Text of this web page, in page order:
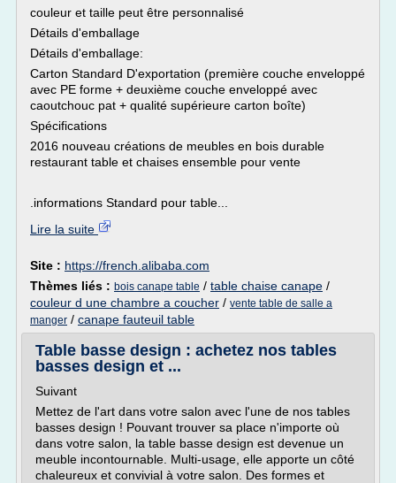
couleur et taille peut être personnalisé
Détails d'emballage
Détails d'emballage:
Carton Standard D'exportation (première couche enveloppé
avec PE forme + deuxième couche enveloppé avec
caoutchouc pat + qualité supérieure carton boîte)
Spécifications
2016 nouveau créations de meubles en bois durable
restaurant table et chaises ensemble pour vente
.informations Standard pour table...
Lire la suite
Site : https://french.alibaba.com
Thèmes liés : bois canape table / table chaise canape /
couleur d une chambre a coucher / vente table de salle a
manger / canape fauteuil table
Table basse design : achetez nos tables
basses design et ...
Suivant
Mettez de l'art dans votre salon avec l'une de nos tables
basses design ! Pouvant trouver sa place n'importe où
dans votre salon, la table basse design est devenue un
meuble incontournable. Multi-usage, elle apporte un côté
chaleureux et convivial à votre salon. Des formes et